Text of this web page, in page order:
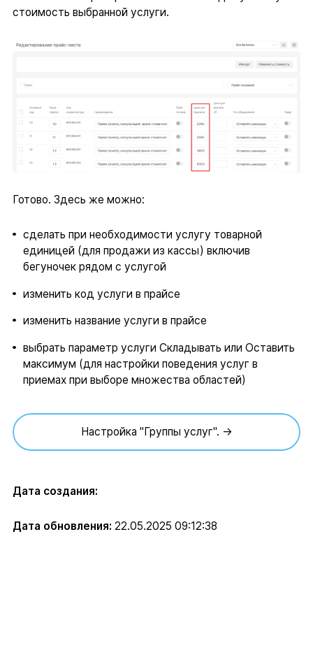
стоимость выбранной услуги.
Готово. Здесь же можно:
сделать при необходимости услугу товарной
единицей (для продажи из кассы) включив
бегуночек рядом с услугой
изменить код услуги в прайсе
изменить название услуги в прайсе
выбрать параметр услуги Складывать или Оставить
максимум (для настройки поведения услуг в
приемах при выборе множества областей)
Настройка "Группы услуг". →
Дата создания:
Дата обновления: 22.05.2025 09:12:38